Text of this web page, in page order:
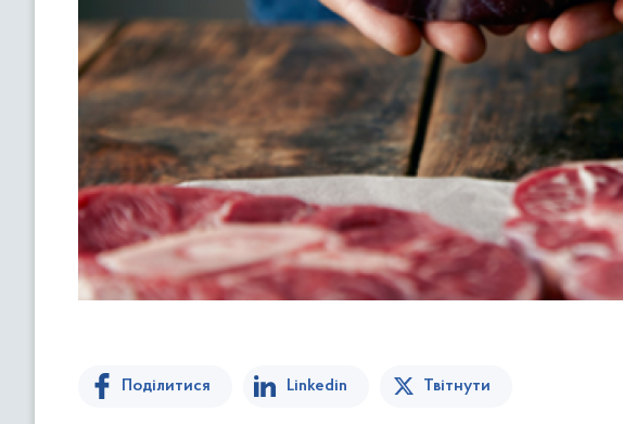
Поділитися Linkedin Твітнути